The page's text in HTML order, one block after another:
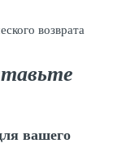
возврата
вашего